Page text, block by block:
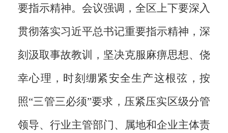
要指示精神。会议强调，全区上下要深入
贯彻落实习近平总书记重要指示精神，深
刻汲取事故教训，坚决克服麻痹思想、侥
幸心理，时刻绷紧安全生产这根弦，按
照“三管三必须”要求，压紧压实区级分管
领导、行业主管部门、属地和企业主体责